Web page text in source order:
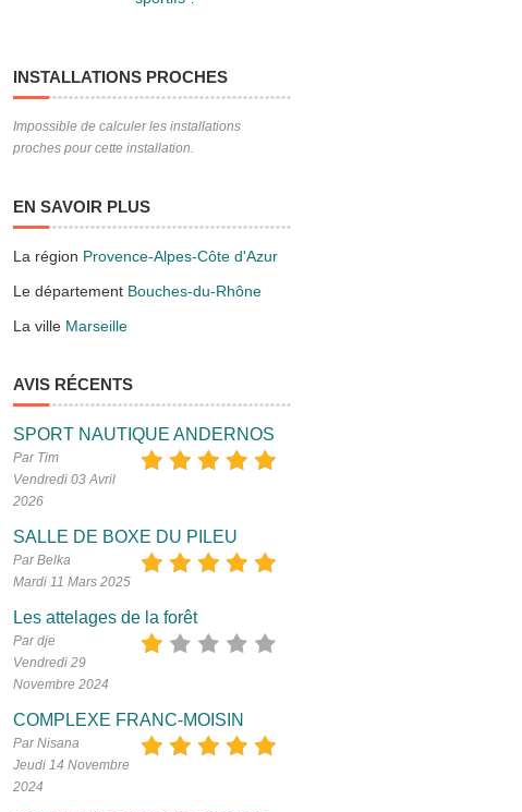
INSTALLATIONS PROCHES
Impossible de calculer les installations
proches pour cette installation.
EN SAVOIR PLUS
La région Provence-Alpes-Côte d'Azur
Le département Bouches-du-Rhône
La ville Marseille
AVIS RÉCENTS
SPORT NAUTIQUE ANDERNOS
Par Tim
Vendredi 03 Avril
2026
SALLE DE BOXE DU PILEU
Par Belka
Mardi 11 Mars 2025
Les attelages de la forêt
Par dje
Vendredi 29
Novembre 2024
COMPLEXE FRANC-MOISIN
Par Nisana
Jeudi 14 Novembre
2024